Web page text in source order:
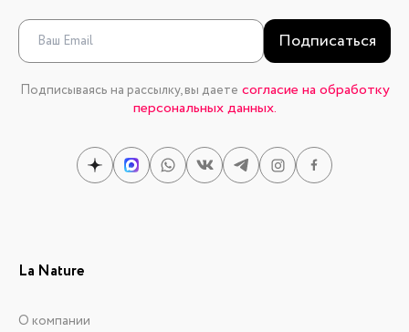
Подписаться
Подписываясь на рассылку, вы даете согласие на обработку
персональных данных.
La Nature
О компании